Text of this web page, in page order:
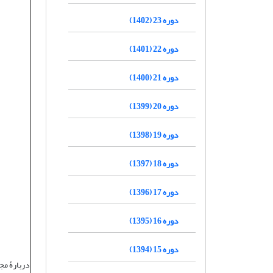
دوره 23 (1402)
دوره 22 (1401)
دوره 21 (1400)
دوره 20 (1399)
دوره 19 (1398)
دوره 18 (1397)
دوره 17 (1396)
دوره 16 (1395)
دوره 15 (1394)
دربارۀ